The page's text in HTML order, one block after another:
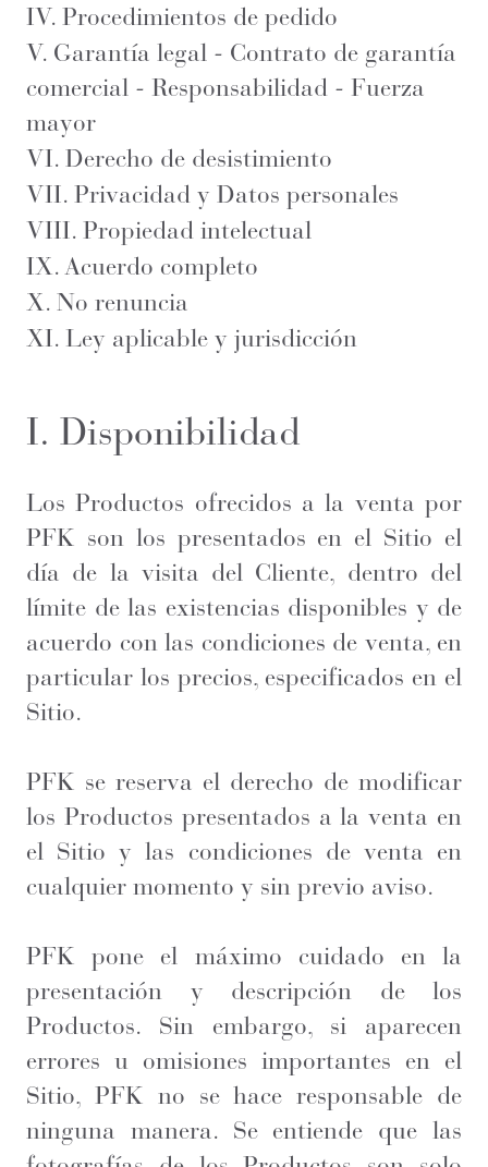
IV. Procedimientos de pedido
V. Garantía legal - Contrato de garantía
comercial - Responsabilidad - Fuerza
mayor
VI. Derecho de desistimiento
VII. Privacidad y Datos personales
VIII. Propiedad intelectual
IX. Acuerdo completo
X. No renuncia
XI. Ley aplicable y jurisdicción
I. Disponibilidad
Los Productos ofrecidos a la venta por
PFK son los presentados en el Sitio el
día de la visita del Cliente, dentro del
límite de las existencias disponibles y de
acuerdo con las condiciones de venta, en
particular los precios, especificados en el
Sitio.
PFK se reserva el derecho de modificar
los Productos presentados a la venta en
el Sitio y las condiciones de venta en
cualquier momento y sin previo aviso.
PFK pone el máximo cuidado en la
presentación y descripción de los
Productos. Sin embargo, si aparecen
errores u omisiones importantes en el
Sitio, PFK no se hace responsable de
ninguna manera. Se entiende que las